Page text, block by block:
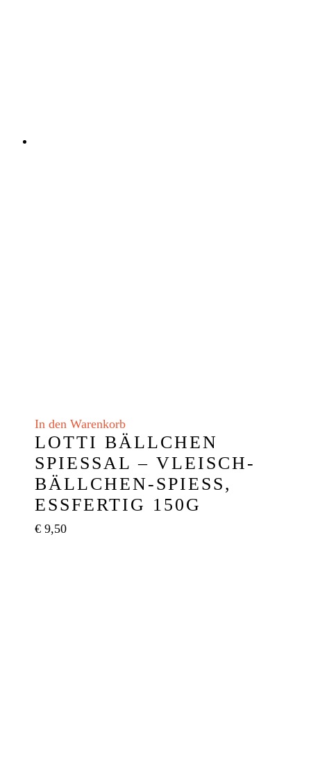
In den Warenkorb
LOTTI BÄLLCHEN
SPIESSAL – VLEISCH-B
ÄLLCHEN-SPIESS, ES
SFERTIG 150G
€ 9,50